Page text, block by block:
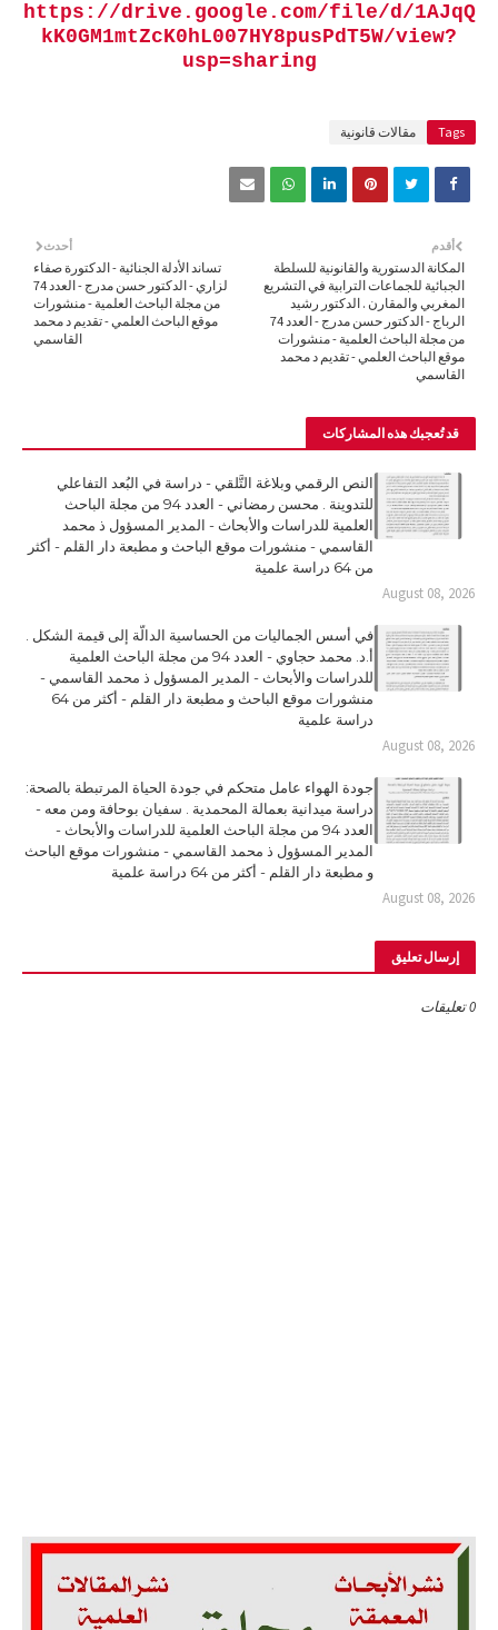
https://drive.google.com/file/d/1AJqQ
kK0GM1mtZcK0hL007HY8pusPdT5W/view?
usp=sharing
Tags مقالات قانونية
أحدث
تساند الأدلة الجنائية - الدكتورة صفاء
لزاري - الدكتور حسن مدرج - العدد 74
من مجلة الباحث العلمية - منشورات
موقع الباحث العلمي - تقديم د محمد
القاسمي
أقدم
المكانة الدستورية والقانونية للسلطة
الجبائية للجماعات الترابية في التشريع
المغربي والمقارن . الدكتور رشيد
الرباج - الدكتور حسن مدرج - العدد 74
من مجلة الباحث العلمية - منشورات
موقع الباحث العلمي - تقديم د محمد
القاسمي
قد تُعجبك هذه المشاركات
النص الرقمي وبلاغة التَّلقي - دراسة في البُعد التفاعلي
للتدوينة . محسن رمضاني - العدد 94 من مجلة الباحث
العلمية للدراسات والأبحاث - المدير المسؤول ذ محمد
القاسمي - منشورات موقع الباحث و مطبعة دار القلم - أكثر
من 64 دراسة علمية
August 08, 2026
في أسس الجماليات من الحساسية الدالّة إلى قيمة الشكل .
أ.د. محمد حجاوي - العدد 94 من مجلة الباحث العلمية
للدراسات والأبحاث - المدير المسؤول ذ محمد القاسمي -
منشورات موقع الباحث و مطبعة دار القلم - أكثر من 64
دراسة علمية
August 08, 2026
جودة الهواء عامل متحكم في جودة الحياة المرتبطة بالصحة:
دراسة ميدانية بعمالة المحمدية . سفيان بوحافة ومن معه -
العدد 94 من مجلة الباحث العلمية للدراسات والأبحاث -
المدير المسؤول ذ محمد القاسمي - منشورات موقع الباحث
و مطبعة دار القلم - أكثر من 64 دراسة علمية
August 08, 2026
إرسال تعليق
0 تعليقات